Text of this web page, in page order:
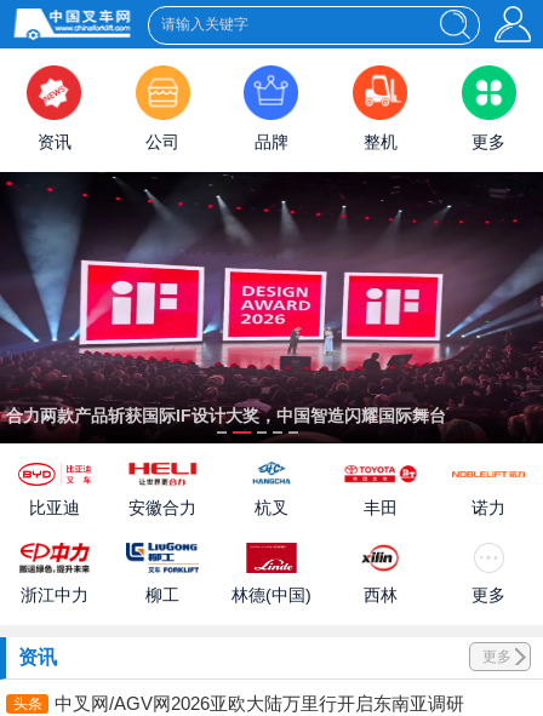
资讯 公司 品牌 整机 更多
合力两款产品斩获国际IF设计大奖，中国智造闪耀国际舞台
比亚迪 安徽合力 杭叉 丰田 诺力
浙江中力 柳工 林德(中国) 西林 更多
资讯 更多
头条 中叉网/AGV网2026亚欧大陆万里行开启东南亚调研